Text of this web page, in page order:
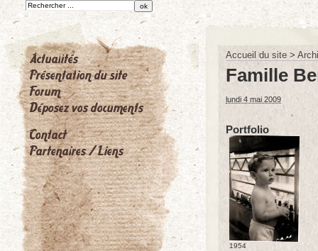
Accueil du site >
Famille
lundi 4 mai 2009
Portfolio
1954